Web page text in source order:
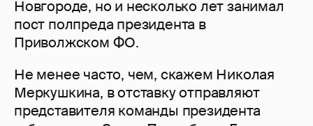
Новгороде, но и несколько лет занимал
пост полпреда президента в
Приволжском ФО.
Не менее часто, чем, скажем Николая
Меркушкина, в отставку отправляют
представителя команды президента